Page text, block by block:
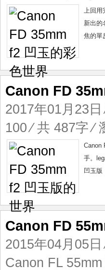
上回用
新出的
焦的單
Canon FD
2017年01月23日
100⁄ 共 487字 ⁄
Canon
手。
凹玉
Canon FD
2015年04月05日
Canon FL